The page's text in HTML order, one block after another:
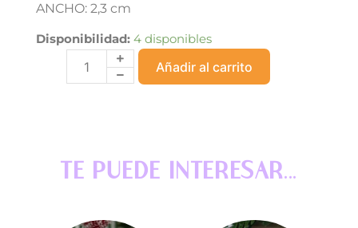
ANCHO: 2,3 cm
Disponibilidad: 4 disponibles
Dúo
Mágico
Añadir al carrito
TE PUEDE INTERESAR...